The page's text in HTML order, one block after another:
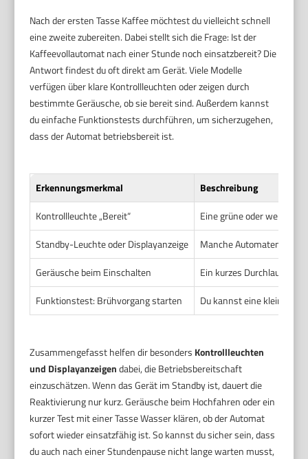
Nach der ersten Tasse Kaffee möchtest du vielleicht schnell
eine zweite zubereiten. Dabei stellt sich die Frage: Ist der
Kaffeevollautomat nach einer Stunde noch einsatzbereit? Die
Antwort findest du oft direkt am Gerät. Viele Modelle
verfügen über klare Kontrollleuchten oder zeigen durch
bestimmte Geräusche, ob sie bereit sind. Außerdem kannst
du einfache Funktionstests durchführen, um sicherzugehen,
dass der Automat betriebsbereit ist.
Erkennungsmerkmal
Beschreibung
Kontrollleuchte „Bereit“
Eine grüne oder weiße
Standby-Leuchte oder Displayanzeige
Manche Automaten
Geräusche beim Einschalten
Ein kurzes Durchlaufen
Funktionstest: Brühvorgang starten
Du kannst eine kleine
Zusammengefasst helfen dir besonders Kontrollleuchten
und Displayanzeigendabei, die Betriebsbereitschaft
einzuschätzen. Wenn das Gerät im Standby ist, dauert die
Reaktivierung nur kurz. Geräusche beim Hochfahren oder ein
kurzer Test mit einer Tasse Wasser klären, ob der Automat
sofort wieder einsatzfähig ist. So kannst du sicher sein, dass
du auch nach einer Stundenpause nicht lange warten musst,